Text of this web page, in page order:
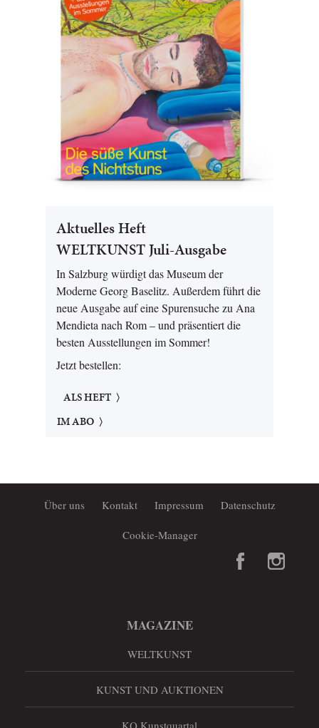
Aktuelles Heft
WELTKUNST Juli-Ausgabe
In Salzburg würdigt das Museum der
Moderne Georg Baselitz. Außerdem führt die
neue Ausgabe auf eine Spurensuche zu Ana
Mendieta nach Rom – und präsentiert die
besten Ausstellungen im Sommer!
Jetzt bestellen:
ALS HEFT
IM ABO
Über uns Kontakt Impressum Datenschutz
Cookie-Manager
MAGAZINE
WELTKUNST
KUNST UND AUKTIONEN